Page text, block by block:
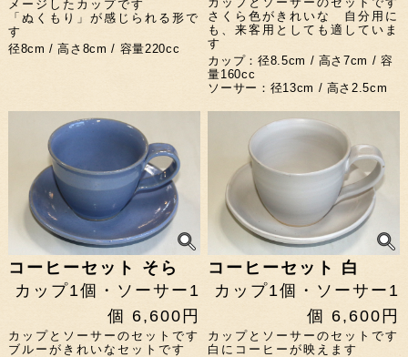
メージしたカップです
「ぬくもり」が感じられる形で
す
径8cm / 高さ8cm / 容量220cc
さくら色がきれいな 自分用に
も、来客用としても適していま
す
カップ：径8.5cm / 高さ7cm / 容
量160cc
ソーサー：径13cm / 高さ2.5cm
コーヒーセット そら
カップ1個・ソーサー1
個 6,600円
カップとソーサーのセットです
ブルーがきれいなセットです
コーヒーセット 白
カップ1個・ソーサー1
個 6,600円
カップとソーサーのセットです
白にコーヒーが映えます